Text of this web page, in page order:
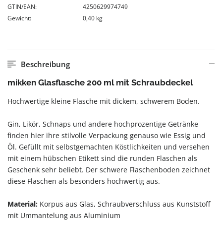
GTIN/EAN:
4250629974749
Gewicht:
0,40 kg
Beschreibung
mikken Glasflasche 200 ml mit Schraubdeckel
Hochwertige kleine Flasche mit dickem, schwerem Boden.
Gin, Likör, Schnaps und andere hochprozentige Getränke
finden hier ihre stilvolle Verpackung genauso wie Essig und
Öl. Gefüllt mit selbstgemachten Köstlichkeiten und versehen
mit einem hübschen Etikett sind die runden Flaschen als
Geschenk sehr beliebt. Der schwere Flaschenboden zeichnet
diese Flaschen als besonders hochwertig aus.
Material: Korpus aus Glas, Schraubverschluss aus Kunststoff
mit Ummantelung aus Aluminium